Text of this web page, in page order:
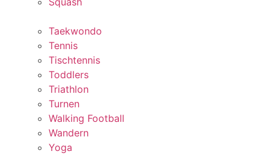
Taekwondo
Tennis
Tischtennis
Toddlers
Triathlon
Turnen
Walking Football
Wandern
Yoga